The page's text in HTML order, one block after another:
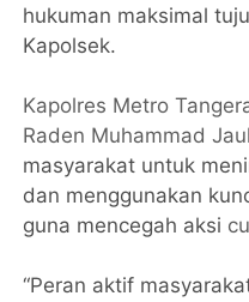
hukuman maksimal
Kapolsek.
Kapolres Metro
Raden Muhammad
masyarakat untuk
dan menggunakan
guna mencegah aksi
“Peran aktif